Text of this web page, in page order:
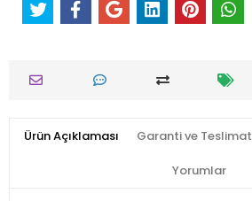
Ürün Açıklaması Garanti ve Teslimat
Yorumlar